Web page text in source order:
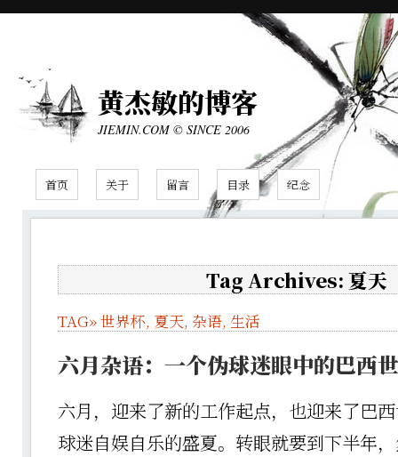
黄杰敏的博客
JIEMIN.COM © SINCE 2006
首页 关于 留言 目录 纪念
Tag Archives: 夏天
TAG»世界杯, 夏天, 杂语, 生活
六月杂语：一个伪球迷眼中的巴西
六月，迎来了新的工作起点，也迎来了巴
球迷自娱自乐的盛夏。转眼就要到下半年